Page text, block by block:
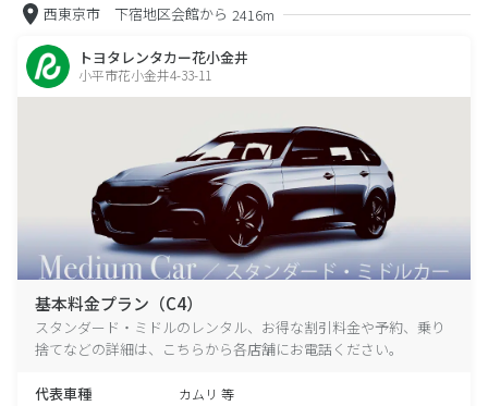
西東京市 下宿地区会館から 2416m
トヨタレンタカー花小金井
小平市花小金井4-33-11
基本料金プラン（C4）
スタンダード・ミドルのレンタル、お得な割引料金や予約、乗り
捨てなどの詳細は、こちらから各店舗にお電話ください。
代表車種 カムリ 等